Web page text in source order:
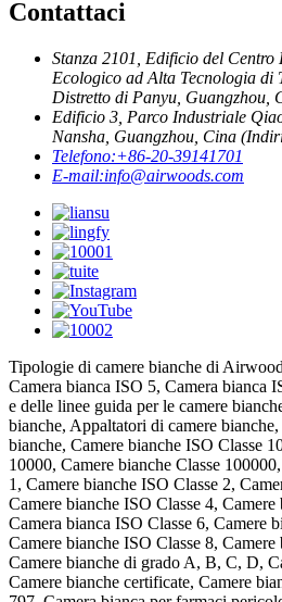
Contattaci
Stanza 2101, Edificio del
Ecologico ad Alta Tecnologia di
Distretto di Panyu, Guangzhou,
Edificio 3, Parco Industriale
Nansha, Guangzhou, Cina
Telefono:+86-20-39141701
E-mail:info@airwoods.com
Tipologie di camere bianche di
Camera bianca ISO 5, Camera bianca
e delle linee guida per le camere
bianche, Appaltatori di camere
bianche, Camere bianche ISO Classe
10000, Camere bianche Classe
1, Camere bianche ISO Classe 2,
Camere bianche ISO Classe 4,
Camera bianca ISO Classe 6, Camere
Camere bianche ISO Classe 8,
Camere bianche di grado A, B, C, D,
Camere bianche certificate, Camere